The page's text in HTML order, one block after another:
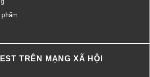
phẩm
TRÊN MẠNG XÃ HỘI